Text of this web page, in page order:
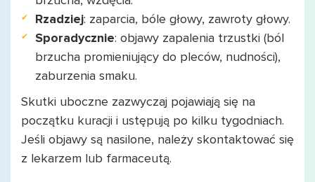
Rzadziej: zaparcia, bóle głowy, zawroty głowy.
Sporadycznie: objawy zapalenia trzustki (ból
brzucha promieniujący do pleców, nudności),
zaburzenia smaku.
Skutki uboczne zazwyczaj pojawiają się na
początku kuracji i ustępują po kilku tygodniach.
Jeśli objawy są nasilone, należy skontaktować się
z lekarzem lub farmaceutą.